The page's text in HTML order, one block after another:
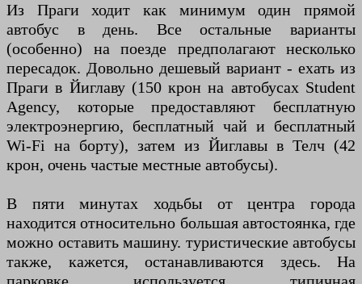
Из Праги ходит как минимум один прямой
автобус в день. Все остальные варианты
(особенно) на поезде предполагают несколько
пересадок. Довольно дешевый вариант - ехать из
Праги в Йиглаву (150 крон на автобусах Student
Agency, которые предоставляют бесплатную
электроэнергию, бесплатный чай и бесплатный
Wi-Fi на борту), затем из Йиглавы в Телч (42
крон, очень частые местные автобусы).
В пяти минутах ходьбы от центра города
находится относительно большая автостоянка, где
можно оставить машину. туристические автобусы
также, кажется, останавливаются здесь. На